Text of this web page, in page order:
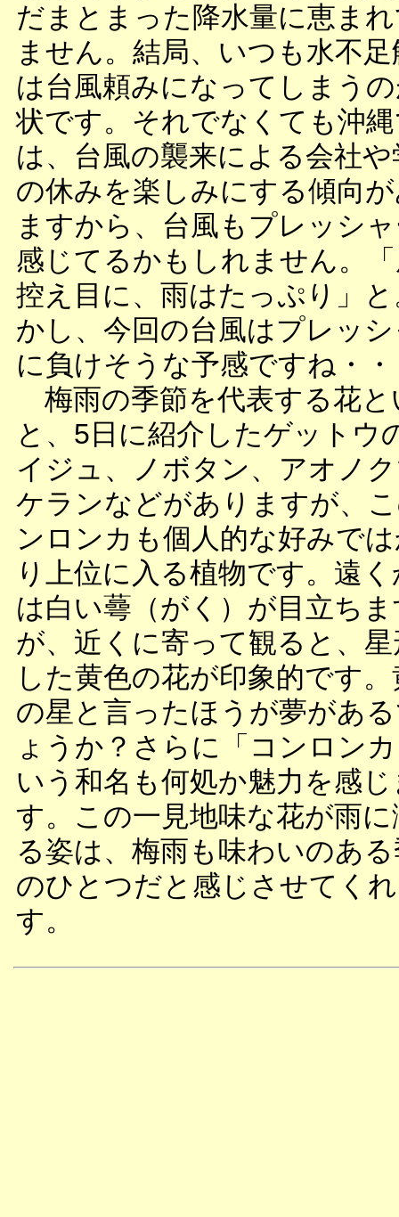
だまとまった降水量に恵ま
ません。結局、いつも水不足
は台風頼みになってしまう
状です。それでなくても沖
は、台風の襲来による会社や
の休みを楽しみにする傾向
ますから、台風もプレッシ
感じてるかもしれません。
控え目に、雨はたっぷり」
かし、今回の台風はプレッ
に負けそうな予感ですね・
梅雨の季節を代表する花と
と、5日に紹介したゲットウ
イジュ、ノボタン、アオノ
ケランなどがありますが、
ンロンカも個人的な好みで
り上位に入る植物です。遠
は白い蕚（がく）が目立ち
が、近くに寄って観ると、
した黄色の花が印象的です。
の星と言ったほうが夢があ
ょうか？さらに「コンロン
いう和名も何処か魅力を感じ
す。この一見地味な花が雨に
る姿は、梅雨も味わいのあ
のひとつだと感じさせてく
す。